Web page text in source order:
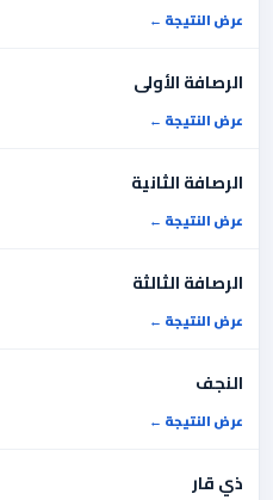
عرض النتيجة
الرصافة الأولى
عرض النتيجة
الرصافة الثانية
عرض النتيجة
الرصافة الثالثة
عرض النتيجة
النجف
عرض النتيجة
ذي قار